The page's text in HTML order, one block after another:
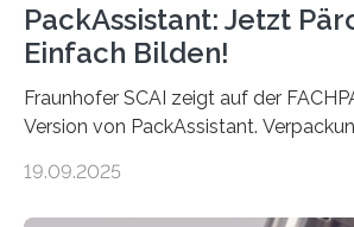
PackAssistant: Jetzt
Einfach Bilden!
Fraunhofer SCAI zeigt auf der
Version von PackAssistant.
Automobil, Maschinenbau und in der
19.09.2025